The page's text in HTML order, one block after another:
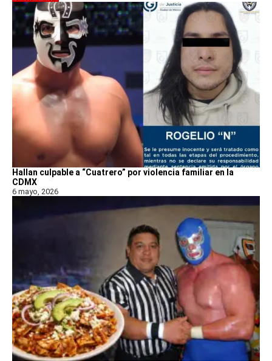
Hallan culpable a “Cuatrero” por violencia familiar en la
CDMX
6 mayo, 2026